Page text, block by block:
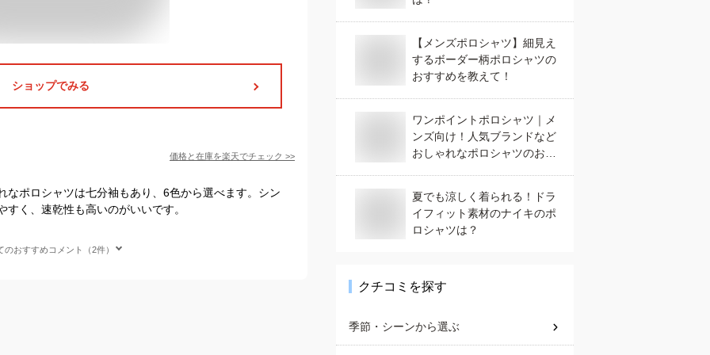
ショップでみる
価格と在庫を楽天でチェック >>
なポロシャツは七分袖もあり、6色から選べます。シン
く、速乾性も高いのがいいです。
のおすすめコメント（2件）
【メンズポロシャツ】細見え
するボーダー柄ポロシャツの
おすすめを教えて！
ワンポイントポロシャツ｜メ
ンズ向け！人気ブランドなど
おしゃれなポロシャツのおす
夏でも涼しく着られる！ドラ
イフィット素材のナイキのポ
ロシャツは？
クチコミを探す
季節・シーンから選ぶ